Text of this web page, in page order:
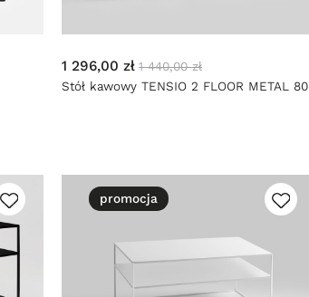
1 296,00 zł 1 440,00 zł
Stół kawowy TENSIO 2 FLOOR METAL 80
promocja